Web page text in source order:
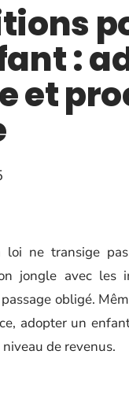
:
et
ne transige
jongle avec les
passage obligé.
adopter un
de revenus.